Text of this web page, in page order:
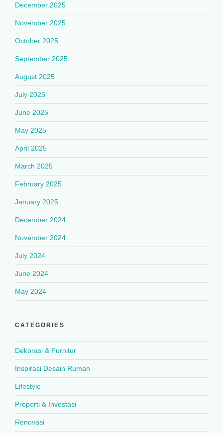
December 2025
November 2025
October 2025
September 2025
August 2025
July 2025
June 2025
May 2025
April 2025
March 2025
February 2025
January 2025
December 2024
November 2024
July 2024
June 2024
May 2024
CATEGORIES
Dekorasi & Furnitur
Inspirasi Desain Rumah
Lifestyle
Properti & Investasi
Renovasi